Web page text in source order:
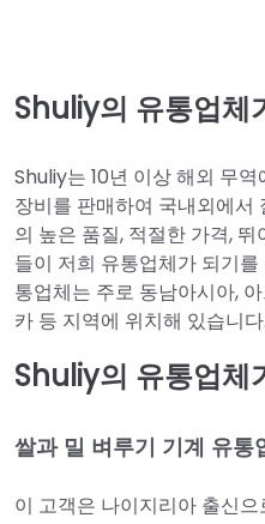
Shuliy의 유통업체
Shuliy는 10년 이상 해외 무
장비를 판매하여 국내외에서
의 높은 품질, 적절한 가격,
들이 저희 유통업체가 되기
통업체는 주로 동남아시아,
카 등 지역에 위치해 있습니다.
Shuliy의 유통업체
쌀과 밀 벼루기 기계 유통
이 고객은 나이지리아 출신